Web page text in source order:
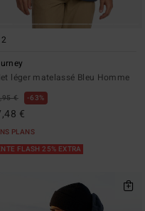
2
léger matelassé Bleu Homme
€ 63%
€
PLANS
FLASH 25% EXTRA